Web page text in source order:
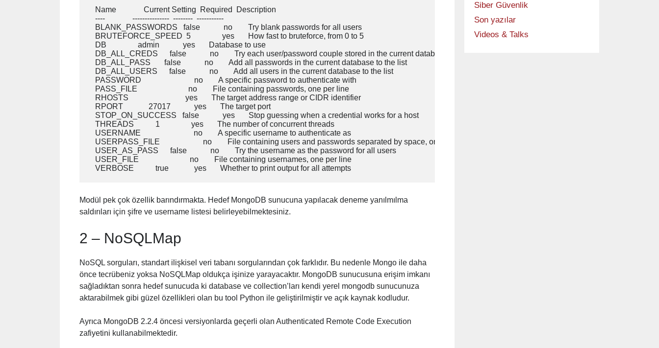
   Name              Current Setting  Required  Description
   ----              ---------------  --------  -----------
   BLANK_PASSWORDS   false            no        Try blank passwords for all users
   BRUTEFORCE_SPEED  5                yes       How fast to bruteforce, from 0 to 5
   DB                admin            yes       Database to use
   DB_ALL_CREDS      false            no        Try each user/password couple stored in the current database
   DB_ALL_PASS       false            no        Add all passwords in the current database to the list
   DB_ALL_USERS      false            no        Add all users in the current database to the list
   PASSWORD                           no        A specific password to authenticate with
   PASS_FILE                          no        File containing passwords, one per line
   RHOSTS                             yes       The target address range or CIDR identifier
   RPORT             27017            yes       The target port
   STOP_ON_SUCCESS   false            yes       Stop guessing when a credential works for a host
   THREADS           1                yes       The number of concurrent threads
   USERNAME                           no        A specific username to authenticate as
   USERPASS_FILE                      no        File containing users and passwords separated by space, one pair per line
   USER_AS_PASS      false            no        Try the username as the password for all users
   USER_FILE                          no        File containing usernames, one per line
Modül pek çok özellik barındırmakta. Hedef MongoDB sunucuna yapılacak deneme yanılmılma
saldırıları için şifre ve username listesi belirleyebilmektesiniz.
2 – NoSQLMap
NoSQL sorguları, standart ilişkisel veri tabanı sorgularından çok farklıdır. Bu nedenle Mongo ile daha
önce tecrübeniz yoksa NoSQLMap oldukça işinize yarayacaktır. MongoDB sunucusuna erişim imkanı
sağladıktan sonra hedef sunucuda ki database ve collection’ları kendi yerel mongodb sunucunuza
aktarabilmek gibi güzel özellikleri olan bu tool Python ile geliştirilmiştir ve açık kaynak kodludur.
Ayrıca MongoDB 2.2.4 öncesi versiyonlarda geçerli olan Authenticated Remote Code Execution
zafiyetini kullanabilmektedir.
Siber Güvenlik
Son yazılar
Videos & Talks